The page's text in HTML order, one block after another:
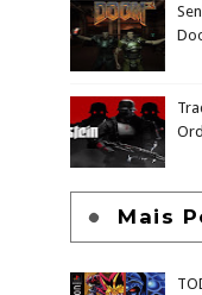
Mais